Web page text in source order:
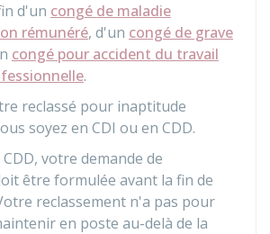
d'un congé de maladie
rémunéré, d'un congé de grave
congé pour accident du travail
.
reclassé pour inaptitude
soyez en CDI ou en CDD.
votre demande de
être formulée avant la fin de
reclassement n'a pas pour
en poste au-delà de la